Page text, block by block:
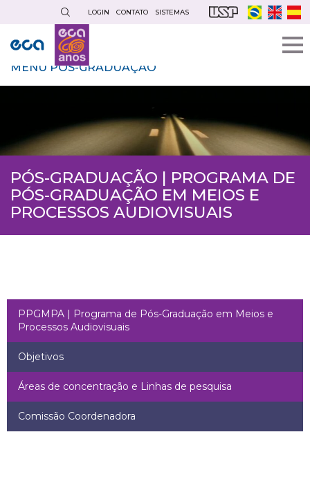
conteúdo
principal
LOGIN CONTATO SISTEMAS
MENU PÓS-GRADUAÇÃO
PÓS-GRADUAÇÃO | PROGRAMA DE
PÓS-GRADUAÇÃO EM MEIOS E
PROCESSOS AUDIOVISUAIS
PPGMPA | Programa de Pós-Graduação em Meios e
Processos Audiovisuais
Objetivos
Áreas de concentração e Linhas de pesquisa
Comissão Coordenadora